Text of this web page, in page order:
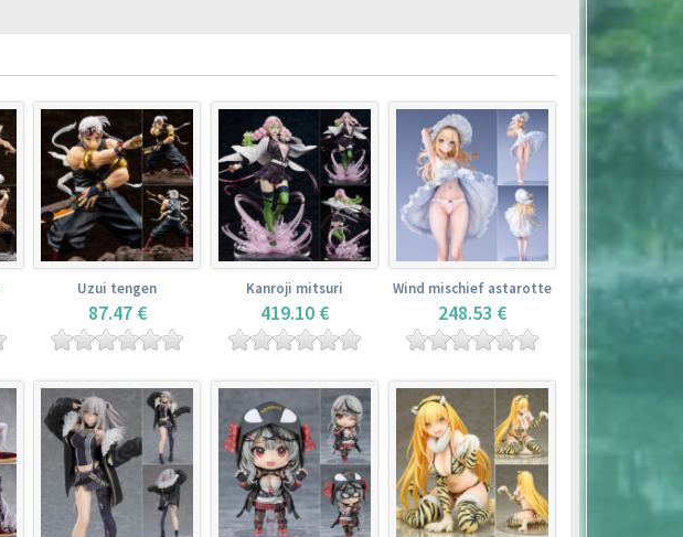
Uzui tengen
87.47 €
Kanroji mitsuri
419.10 €
Wind mischief astarotte
248.53 €